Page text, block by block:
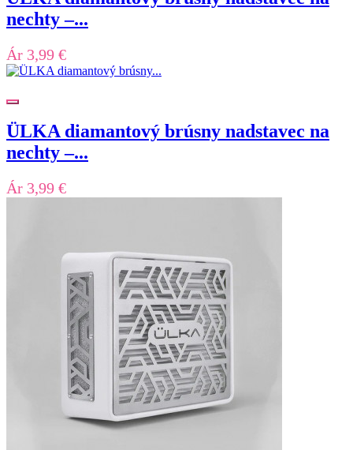
nechty –...
Ár 3,99 €
ÜLKA diamantový brúsny nadstavec na
nechty –...
Ár 3,99 €